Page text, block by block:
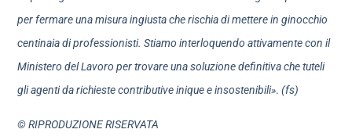
per fermare una misura ingiusta che rischia di mettere in ginocchio
centinaia di professionisti. Stiamo interloquendo attivamente con il
Ministero del Lavoro per trovare una soluzione definitiva che tuteli
gli agenti da richieste contributive inique e insostenibili».(fs)
© RIPRODUZIONE RISERVATA